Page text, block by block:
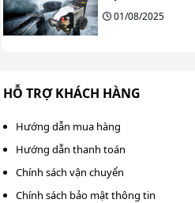
01/08/2025
HỖ TRỢ KHÁCH HÀNG
Hướng dẫn mua hàng
Hướng dẫn thanh toán
Chính sách vận chuyển
Chính sách bảo mật thông tin